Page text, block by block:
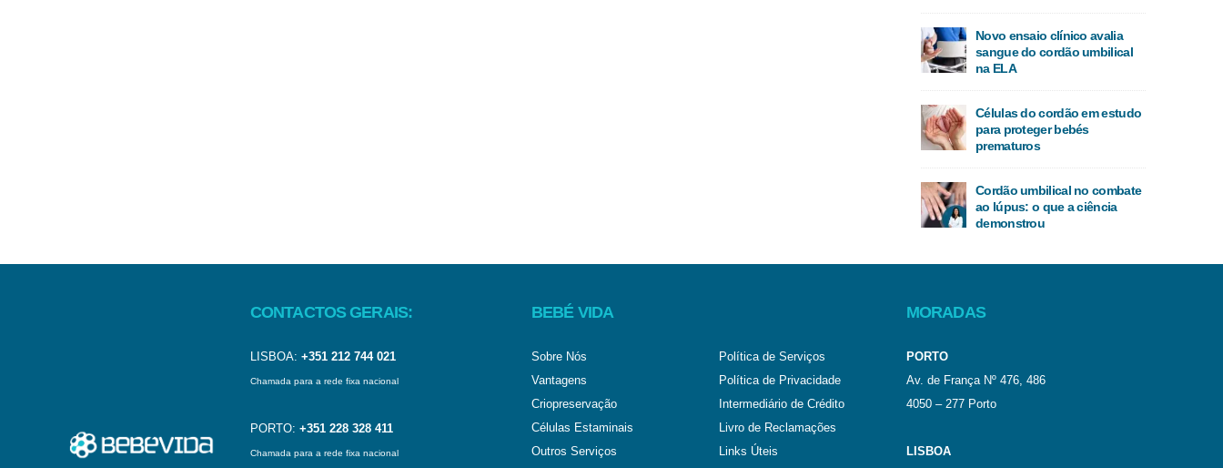
Novo ensaio clínico avalia
sangue do cordão umbilical
na ELA
Células do cordão em estudo
para proteger bebés
prematuros
Cordão umbilical no combate
ao lúpus: o que a ciência
demonstrou
CONTACTOS GERAIS:
LISBOA: +351 212 744 021
Chamada para a rede fixa nacional
PORTO: +351 228 328 411
Chamada para a rede fixa nacional
BEBÉ VIDA
Sobre Nós
Vantagens
Criopreservação
Células Estaminais
Outros Serviços
Política de Serviços
Política de Privacidade
Intermediário de Crédito
Livro de Reclamações
Links Úteis
MORADAS
PORTO
Av. de França Nº 476, 486
4050 – 277 Porto
LISBOA